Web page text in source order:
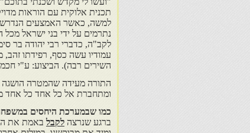
תכנית אלוקית עם הוראות
למשה, כאשר האמצעים
נתרמים על ידי בני ישראל
לקב"ה, כדברי רבי יהודה בר
עמודיו עשה כסף, רפידתו זהב,
השירים רבה). הביצוע: ע"י
התורה מעידה שהמטרה הושגה
ומתחברת אל כל אחד כל אחד
כמו שבמערכת היחסים
ברגע שנרצה לקבל באמת את